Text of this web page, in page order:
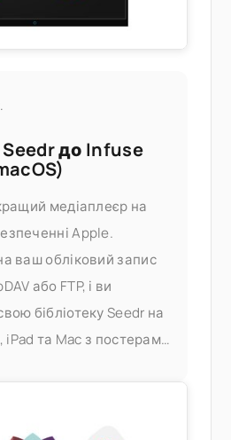
до Infuse
медіаплеєр на
Apple.
ваш обліковий запис
або FTP, і ви
бібліотеку Seedr на
iPad та Mac з постерами,